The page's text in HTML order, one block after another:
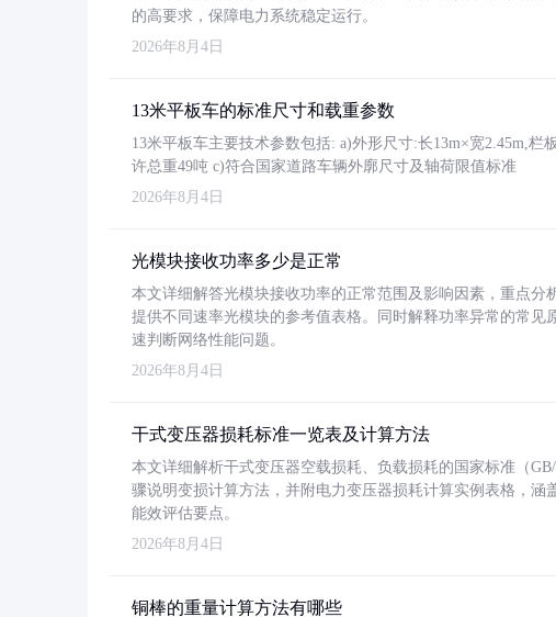
的高要求，保障电力系统稳定运行。
2026年8月4日
13米平板车的标准尺寸和载重参数
13米平板车主要技术参数包括: a)外形尺寸:长13m×宽2.45m,栏
许总重49吨 c)符合国家道路车辆外廓尺寸及轴荷限值标准
2026年8月4日
光模块接收功率多少是正常
本文详细解答光模块接收功率的正常范围及影响因素，重点分
提供不同速率光模块的参考值表格。同时解释功率异常的常
速判断网络性能问题。
2026年8月4日
干式变压器损耗标准一览表及计算方法
本文详细解析干式变压器空载损耗、负载损耗的国家标准（
骤说明变损计算方法，并附电力变压器损耗计算实例表格，涵
能效评估要点。
2026年8月4日
铜棒的重量计算方法有哪些